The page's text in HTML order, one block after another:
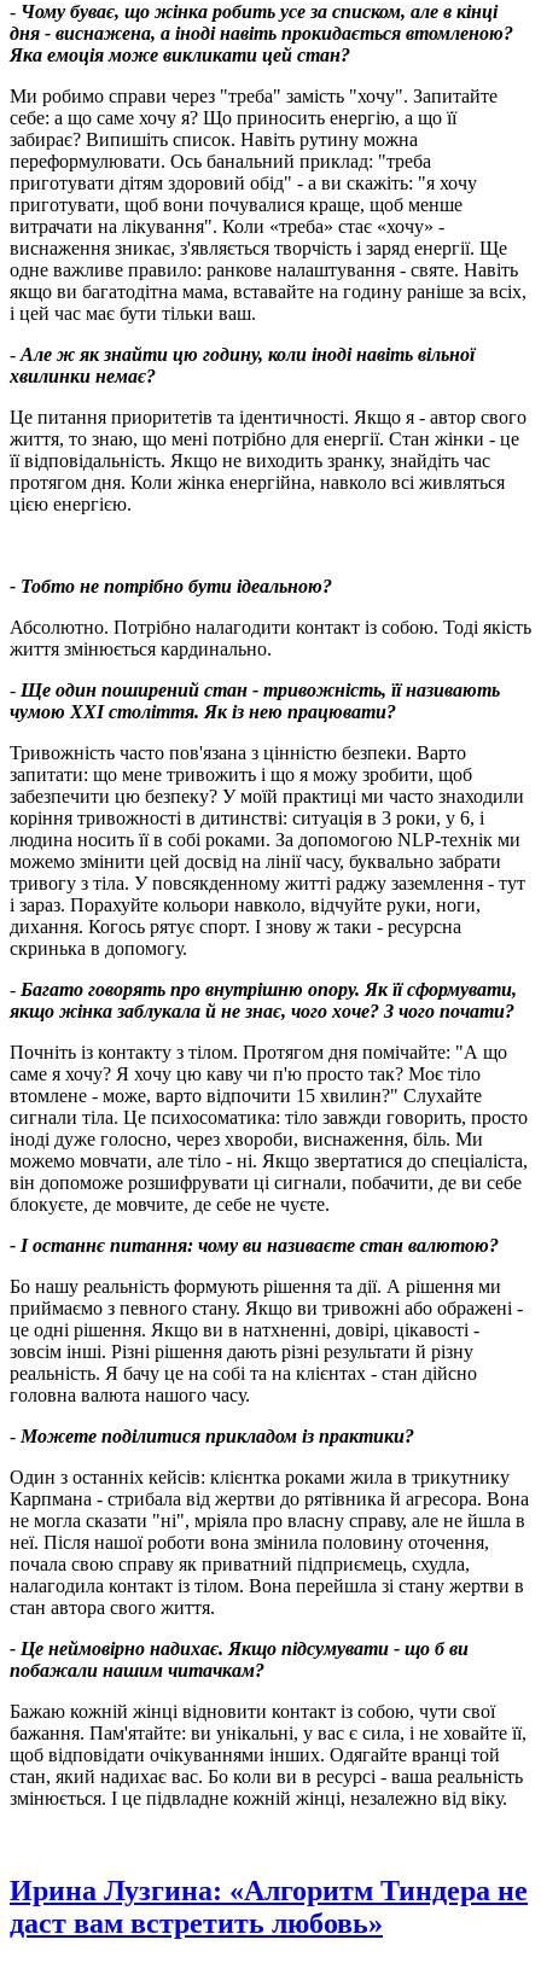
- Чому буває, що жінка робить усе за списком, але в кінці
дня - виснажена, а іноді навіть прокидається втомленою?
Яка емоція може викликати цей стан?
Ми робимо справи через "треба" замість "хочу". Запитайте
себе: а що саме хочу я? Що приносить енергію, а що її
забирає? Випишіть список. Навіть рутину можна
переформулювати. Ось банальний приклад: "треба
приготувати дітям здоровий обід" - а ви скажіть: "я хочу
приготувати, щоб вони почувалися краще, щоб менше
витрачати на лікування". Коли «треба» стає «хочу» -
виснаження зникає, з'являється творчість і заряд енергії. Ще
одне важливе правило: ранкове налаштування - святе. Навіть
якщо ви багатодітна мама, вставайте на годину раніше за всіх,
і цей час має бути тільки ваш.
- Але ж як знайти цю годину, коли іноді навіть вільної
хвилинки немає?
Це питання приоритетів та ідентичності. Якщо я - автор свого
життя, то знаю, що мені потрібно для енергії. Стан жінки - це
її відповідальність. Якщо не виходить зранку, знайдіть час
протягом дня. Коли жінка енергійна, навколо всі живляться
цією енергією.
- Тобто не потрібно бути ідеальною?
Абсолютно. Потрібно налагодити контакт із собою. Тоді якість
життя змінюється кардинально.
- Ще один поширений стан - тривожність, її називають
чумою XXI століття. Як із нею працювати?
Тривожність часто пов'язана з цінністю безпеки. Варто
запитати: що мене тривожить і що я можу зробити, щоб
забезпечити цю безпеку? У моїй практиці ми часто знаходили
коріння тривожності в дитинстві: ситуація в 3 роки, у 6, і
людина носить її в собі роками. За допомогою NLP-технік ми
можемо змінити цей досвід на лінії часу, буквально забрати
тривогу з тіла. У повсякденному житті раджу заземлення - тут
і зараз. Порахуйте кольори навколо, відчуйте руки, ноги,
дихання. Когось рятує спорт. І знову ж таки - ресурсна
скринька в допомогу.
- Багато говорять про внутрішню опору. Як її сформувати,
якщо жінка заблукала й не знає, чого хоче? З чого почати?
Почніть із контакту з тілом. Протягом дня помічайте: "А що
саме я хочу? Я хочу цю каву чи п'ю просто так? Моє тіло
втомлене - може, варто відпочити 15 хвилин?" Слухайте
сигнали тіла. Це психосоматика: тіло завжди говорить, просто
іноді дуже голосно, через хвороби, виснаження, біль. Ми
можемо мовчати, але тіло - ні. Якщо звертатися до спеціаліста,
він допоможе розшифрувати ці сигнали, побачити, де ви себе
блокуєте, де мовчите, де себе не чуєте.
- І останнє питання: чому ви називаєте стан валютою?
Бо нашу реальність формують рішення та дії. А рішення ми
приймаємо з певного стану. Якщо ви тривожні або ображені -
це одні рішення. Якщо ви в натхненні, довірі, цікавості -
зовсім інші. Різні рішення дають різні результати й різну
реальність. Я бачу це на собі та на клієнтах - стан дійсно
головна валюта нашого часу.
- Можете поділитися прикладом із практики?
Один з останніх кейсів: клієнтка роками жила в трикутнику
Карпмана - стрибала від жертви до рятівника й агресора. Вона
не могла сказати "ні", мріяла про власну справу, але не йшла в
неї. Після нашої роботи вона змінила половину оточення,
почала свою справу як приватний підприємець, схудла,
налагодила контакт із тілом. Вона перейшла зі стану жертви в
стан автора свого життя.
- Це неймовірно надихає. Якщо підсумувати - що б ви
побажали нашим читачкам?
Бажаю кожній жінці відновити контакт із собою, чути свої
бажання. Пам'ятайте: ви унікальні, у вас є сила, і не ховайте її,
щоб відповідати очікуваннями інших. Одягайте вранці той
стан, який надихає вас. Бо коли ви в ресурсі - ваша реальність
змінюється. І це підвладне кожній жінці, незалежно від віку.
Ирина Лузгина: «Алгоритм Тиндера не
даст вам встретить любовь»